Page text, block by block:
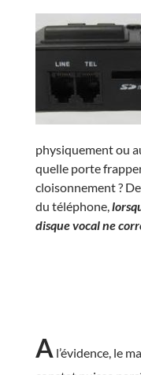
physiquement ou
quelle porte
cloisonnement ?
du téléphone,
disque vocal ne
A l’évidence, le